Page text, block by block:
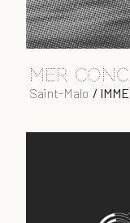
MER
Saint-Malo /